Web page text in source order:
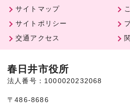
サイトマップ
サイトポリシー
交通アクセス
春日井市役所
法人番号：1000020232068
〒486-8686